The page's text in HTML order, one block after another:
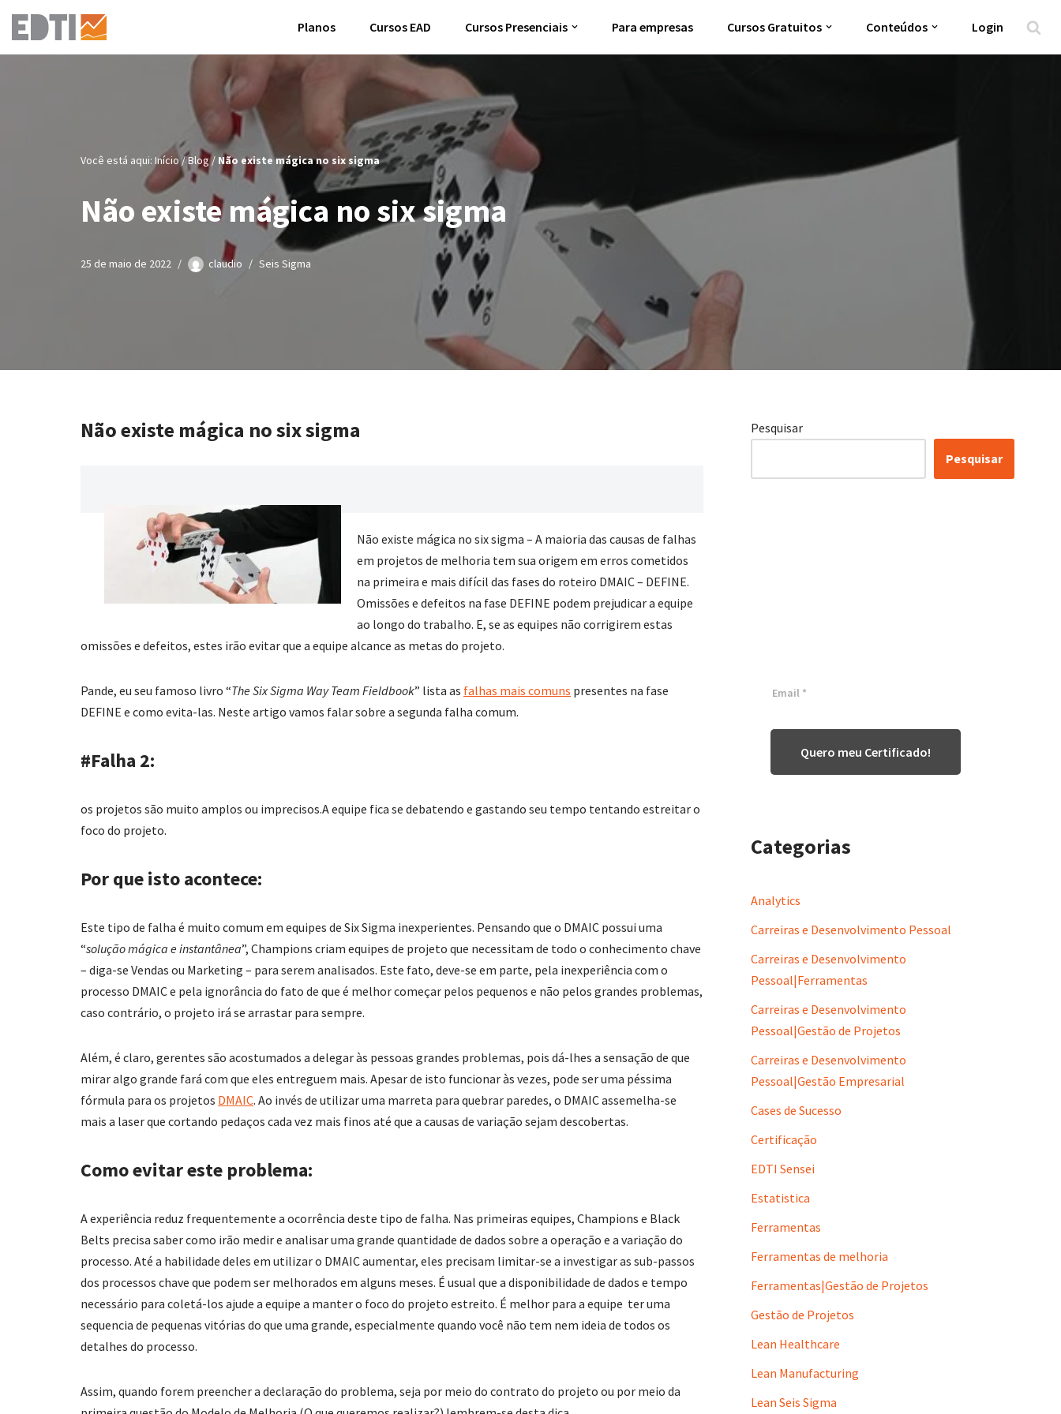
Pular
Planos Cursos EAD Cursos Presenciais Para empresas Cursos Gratuitos Conteúdos Login
Você está aqui: Início/Blog/ Não existe mágica no six sigma
Não existe mágica no six sigma
25 de maio de 2022 claudio Seis Sigma
Não existe mágica no six sigma
Não existe mágica no six sigma – A maioria das causas de falhas
em projetos de melhoria tem sua origem em erros cometidos
na primeira e mais difícil das fases do roteiro DMAIC – DEFINE.
Omissões e defeitos na fase DEFINE podem prejudicar a equipe
ao longo do trabalho. E, se as equipes não corrigirem estas
omissões e defeitos, estes irão evitar que a equipe alcance as metas do projeto.
Pande, eu seu famoso livro “The Six Sigma Way Team Fieldbook” lista as falhas mais comuns presentes na fase
DEFINE e como evita-las. Neste artigo vamos falar sobre a segunda falha comum.
#Falha 2:
os projetos são muito amplos ou imprecisos.A equipe fica se debatendo e gastando seu tempo tentando estreitar o
foco do projeto.
Por que isto acontece:
Este tipo de falha é muito comum em equipes de Six Sigma inexperientes. Pensando que o DMAIC possui uma
“solução mágica e instantânea”, Champions criam equipes de projeto que necessitam de todo o conhecimento chave
– diga-se Vendas ou Marketing – para serem analisados. Este fato, deve-se em parte, pela inexperiência com o
processo DMAIC e pela ignorância do fato de que é melhor começar pelos pequenos e não pelos grandes problemas,
caso contrário, o projeto irá se arrastar para sempre.
Além, é claro, gerentes são acostumados a delegar às pessoas grandes problemas, pois dá-lhes a sensação de que
mirar algo grande fará com que eles entreguem mais. Apesar de isto funcionar às vezes, pode ser uma péssima
fórmula para os projetos DMAIC. Ao invés de utilizar uma marreta para quebrar paredes, o DMAIC assemelha-se
mais a laser que cortando pedaços cada vez mais finos até que a causas de variação sejam descobertas.
Como evitar este problema:
A experiência reduz frequentemente a ocorrência deste tipo de falha. Nas primeiras equipes, Champions e Black
Belts precisa saber como irão medir e analisar uma grande quantidade de dados sobre a operação e a variação do
processo. Até a habilidade deles em utilizar o DMAIC aumentar, eles precisam limitar-se a investigar as sub-passos
dos processos chave que podem ser melhorados em alguns meses. É usual que a disponibilidade de dados e tempo
necessário para coletá-los ajude a equipe a manter o foco do projeto estreito. É melhor para a equipe ter uma
sequencia de pequenas vitórias do que uma grande, especialmente quando você não tem nem ideia de todos os
detalhes do processo.
Assim, quando forem preencher a declaração do problema, seja por meio do contrato do projeto ou por meio da
Pesquisar
Pesquisar
Quero meu Certificado!
Categorias
Analytics
Carreiras e Desenvolvimento Pessoal
Carreiras e Desenvolvimento
Pessoal|Ferramentas
Carreiras e Desenvolvimento
Pessoal|Gestão de Projetos
Carreiras e Desenvolvimento
Pessoal|Gestão Empresarial
Cases de Sucesso
Certificação
EDTI Sensei
Estatistica
Ferramentas
Ferramentas de melhoria
Ferramentas|Gestão de Projetos
Gestão de Projetos
Lean Healthcare
Lean Manufacturing
Lean Seis Sigma